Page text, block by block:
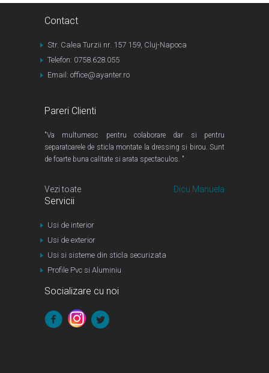
Contact
Str. Calea Turzii nr. 157 159, Cluj-Napoca
Telefon: 0758.628.055
Email: office@ayanter.ro
Pareri Clienti
"Va multumesc pentru colaborare dar si pentru
separatoarele de sticla montate la dressing si birou. Sunt
de foarte buna calitate si arata spectaculos. "
Dicu Manuela
Vezi toate
Servicii
Usi de interior
Usi de exterior
Usi si sisteme din sticla securizata
Profile Pvc si Aluminiu
Socializare cu noi